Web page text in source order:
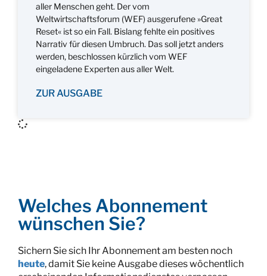
aller Menschen geht. Der vom
Weltwirtschaftsforum (WEF) ausgerufene »Great
Reset« ist so ein Fall. Bislang fehlte ein positives
Narrativ für diesen Umbruch. Das soll jetzt anders
werden, beschlossen kürzlich vom WEF
eingeladene Experten aus aller Welt.
ZUR AUSGABE
Welches Abonnement
wünschen Sie?
Sichern Sie sich Ihr Abonnement am besten noch
heute, damit Sie keine Ausgabe dieses wöchentlich